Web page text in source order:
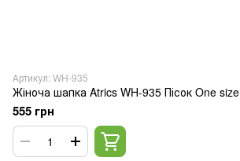
Артикул: WH-935
Жіноча шапка Atrics WH-935 Пісок One size
555 грн